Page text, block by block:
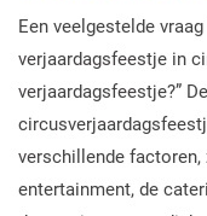
Een veelgestelde
verjaardagsfeestje in
verjaardagsfeestje?”
verschillende
entertainment, de